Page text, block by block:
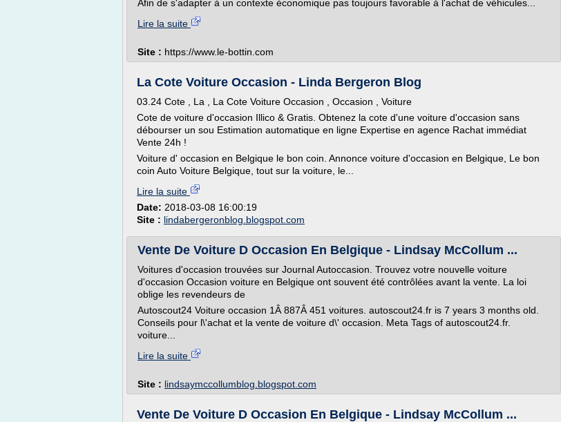
Afin de s'adapter à un contexte économique pas toujours favorable à l'achat de véhicules...
Lire la suite
Site : https://www.le-bottin.com
La Cote Voiture Occasion - Linda Bergeron Blog
03.24 Cote , La , La Cote Voiture Occasion , Occasion , Voiture
Cote de voiture d'occasion Illico & Gratis. Obtenez la cote d'une voiture d'occasion sans
débourser un sou Estimation automatique en ligne Expertise en agence Rachat immédiat
Vente 24h !
Voiture d' occasion en Belgique le bon coin. Annonce voiture d'occasion en Belgique, Le bon
coin Auto Voiture Belgique, tout sur la voiture, le...
Lire la suite
Date: 2018-03-08 16:00:19
Site : lindabergeronblog.blogspot.com
Vente De Voiture D Occasion En Belgique - Lindsay McCollum ...
Voitures d'occasion trouvées sur Journal Autoccasion. Trouvez votre nouvelle voiture
d'occasion Occasion voiture en Belgique ont souvent été contrôlées avant la vente. La loi
oblige les revendeurs de
Autoscout24 Voiture occasion 1Â 887Â 451 voitures. autoscout24.fr is 7 years 3 months old.
Conseils pour l\'achat et la vente de voiture d\' occasion. Meta Tags of autoscout24.fr.
voiture...
Lire la suite
Site : lindsaymccollumblog.blogspot.com
Vente De Voiture D Occasion En Belgique - Lindsay McCollum ...